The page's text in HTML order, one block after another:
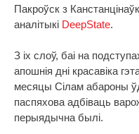
Пакроўск з
аналітыкі DeepState.
З іх слоў, баі на
апошнія дні красавіка
месяцы Сілам абароны
паспяхова адбіваць
перыядычна былі.